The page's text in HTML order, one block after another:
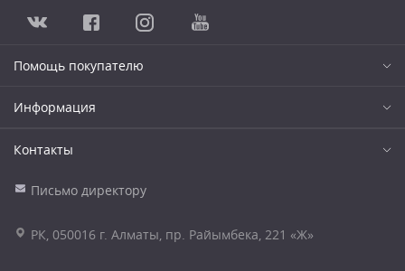
Помощь покупателю
Информация
Контакты
Письмо директору
РК, 050016 г. Алматы, пр. Райымбека, 221 «Ж»